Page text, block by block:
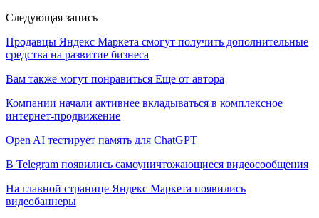
Следующая запись
Продавцы Яндекс Маркета cмогут получить дополнительные
средства на развитие бизнеса
Вам также могут понравиться Еще от автора
Компании начали активнее вкладываться в комплексное
интернет-продвижение
Open AI тестирует память для ChatGPT
В Telegram появились самоуничтожающиеся видеосообщения
На главной странице Яндекс Маркета появились
видеобаннеры